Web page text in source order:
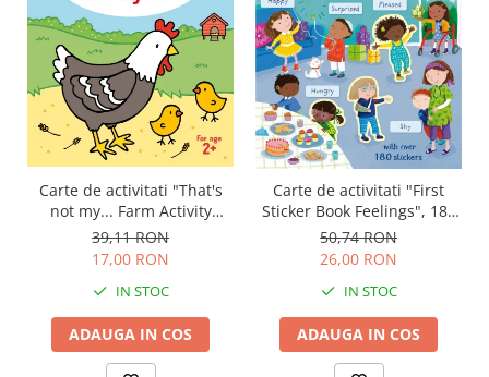
Carte de activitati "That's
not my... Farm Activity
Book", 2 ani+, Usborne
39,11 RON
17,00 RON
IN STOC
ADAUGA IN COS
Carte de activitati "First
Sticker Book Feelings", 180
stickers, Usborne
50,74 RON
26,00 RON
IN STOC
ADAUGA IN COS